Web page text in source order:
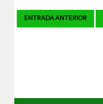
Navegador
ENTRADA ANTERIOR